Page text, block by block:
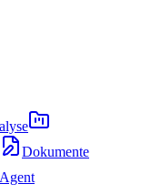
Dokumente